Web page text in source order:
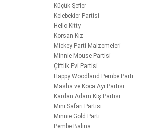
Küçük Şefler
Kelebekler Partisi
Hello Kitty
Korsan Kız
Mickey Parti Malzemeleri
Minnie Mouse Partisi
Çiftlik Evi Partisi
Happy Woodland Pembe Parti
Masha ve Koca Ayı Partisi
Kardan Adam Kış Partisi
Mini Safari Partisi
Minnie Gold Parti
Pembe Balina